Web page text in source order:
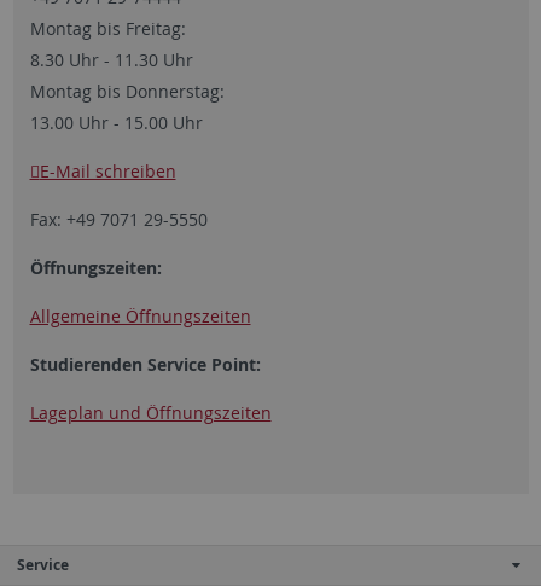
Montag bis Freitag:
8.30 Uhr - 11.30 Uhr
Montag bis Donnerstag:
13.00 Uhr - 15.00 Uhr
E-Mail schreiben
Fax: +49 7071 29-5550
Öffnungszeiten:
Allgemeine Öffnungszeiten
Studierenden Service Point:
Lageplan und Öffnungszeiten
Service